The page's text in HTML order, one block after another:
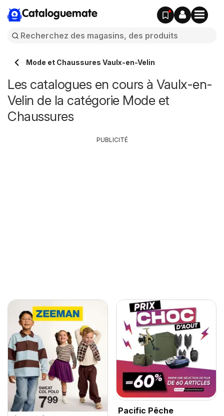
Cataloguemate
Mode et Chaussures Vaulx-en-Velin
Les catalogues en cours à Vaulx-en-
Velin de la catégorie Mode et
Chaussures
Pacific Pêche
PUBLICITÉ